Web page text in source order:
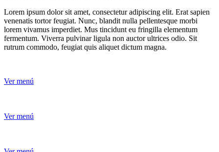
Lorem ipsum dolor sit amet, consectetur adipiscing elit. Erat sapien
venenatis tortor feugiat. Nunc, blandit nulla pellentesque morbi
lorem vivamus imperdiet. Mus tincidunt eu fringilla elementum
fermentum. Viverra pulvinar ligula non auctor ultrices odio. Sit
rutrum commodo, feugiat quis aliquet dictum magna.
Ver menú
Ver menú